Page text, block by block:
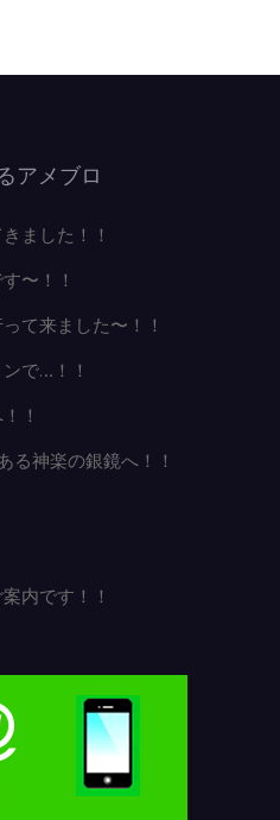
アメブロ
ました！！
〜！！
て来ました〜！！
で…！！
！
る神楽の銀鏡へ！！
内です！！